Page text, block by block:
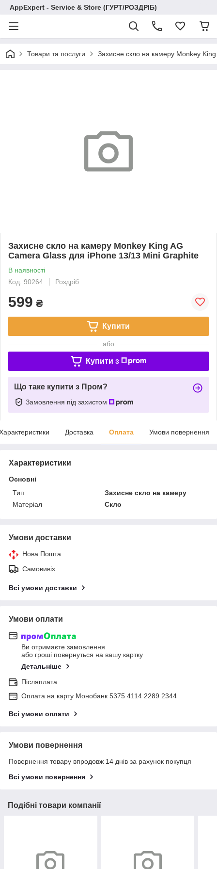
AppExpert - Service & Store (ГУРТ/РОЗДРІБ)
Товари та послуги Захисне скло на камеру Monkey
Захисне скло на камеру Monkey King AG
Camera Glass для iPhone 13/13 Mini Graphite
В наявності
Код: 90264
Роздріб
599 ₴
Купити
або
Купити з
Що таке купити з Пром?
Замовлення під захистом
Доставка Оплата Умови повернення
Характеристики
Основні
Тип
Захисне скло на камеру
Матеріал
Скло
Умови доставки
Нова Пошта
Самовивіз
Всі умови доставки
Умови оплати
Ви отримаєте замовлення
або гроші повернуться на вашу картку
Детальніше
Післяплата
Оплата на карту Монобанк 5375 4114 2289 2344
Всі умови оплати
Умови повернення
Повернення товару впродовж 14 днів за рахунок покупця
Всі умови повернення
Подібні товари компанії